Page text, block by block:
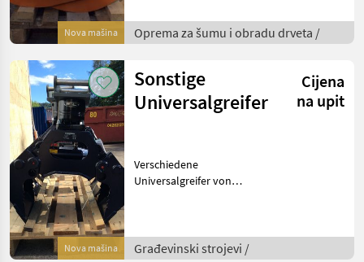
Nova mašina
für Bagger von 765 mm bis
3.430 mm Öffnungsweite
Oprema za šumu i obradu drveta /
Nova mašina
Sonstige
Universalgreifer
Cijena
na upit
Verschiedene
Universalgreifer von
Materialmanipulation,
Građevinski strojevi /